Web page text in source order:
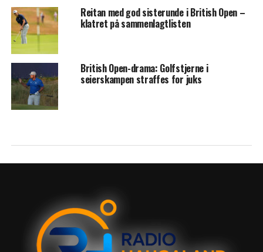
Reitan med god sisterunde i British Open –
klatret på sammenlagtlisten
British Open-drama: Golfstjerne i
seierskampen straffes for juks